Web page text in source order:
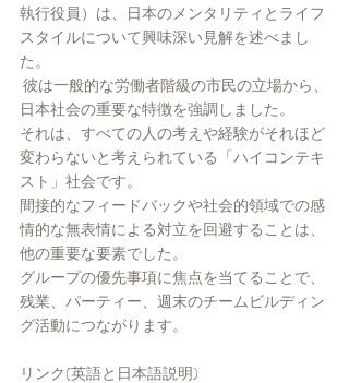
執行役員）は、日本のメンタリティとライフ
スタイルについて興味深い見解を述べまし
た。
日本社会の重要な特徴を強調しました。
それは、すべての人の考えや経験がそれほど
変わらないと考えられている「ハイコンテキ
スト」社会です。
間接的なフィードバックや社会的領域での感
情的な無表情による対立を回避することは、
他の重要な要素でした。
グループの優先事項に焦点を当てることで、
残業、パーティー、週末のチームビルディン
グ活動につながります。
リンク(英語と日本語説明)